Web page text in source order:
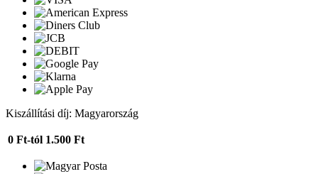
Kiszállítási díj: Magyarország
0 Ft-tól 1.500 Ft